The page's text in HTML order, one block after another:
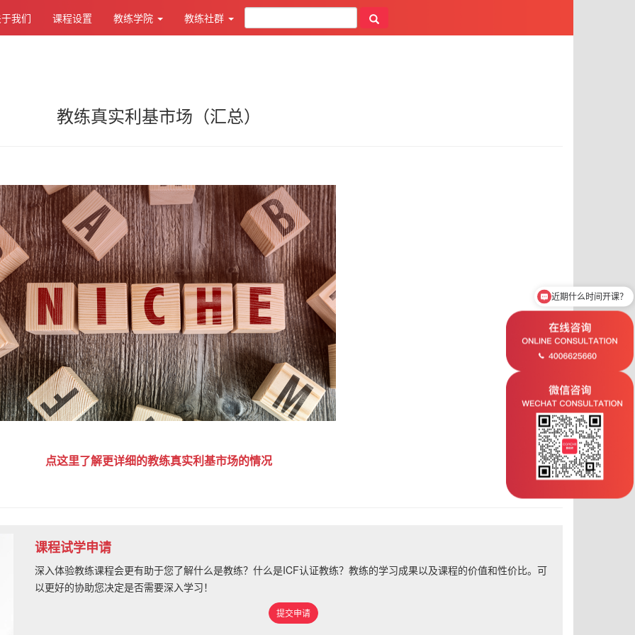
我们 课程设置 教练学院 教练社群
教练真实利基市场（汇总）
点这里了解更详细的教练真实利基市场的情况
课程试学申请
深入体验教练课程会更有助于您了解什么是教练？什么是ICF认证教练？教练的学习成果以及课程的价值和性价比。可
以更好的协助您决定是否需要深入学习！
提交申请
近期什么时间开课？